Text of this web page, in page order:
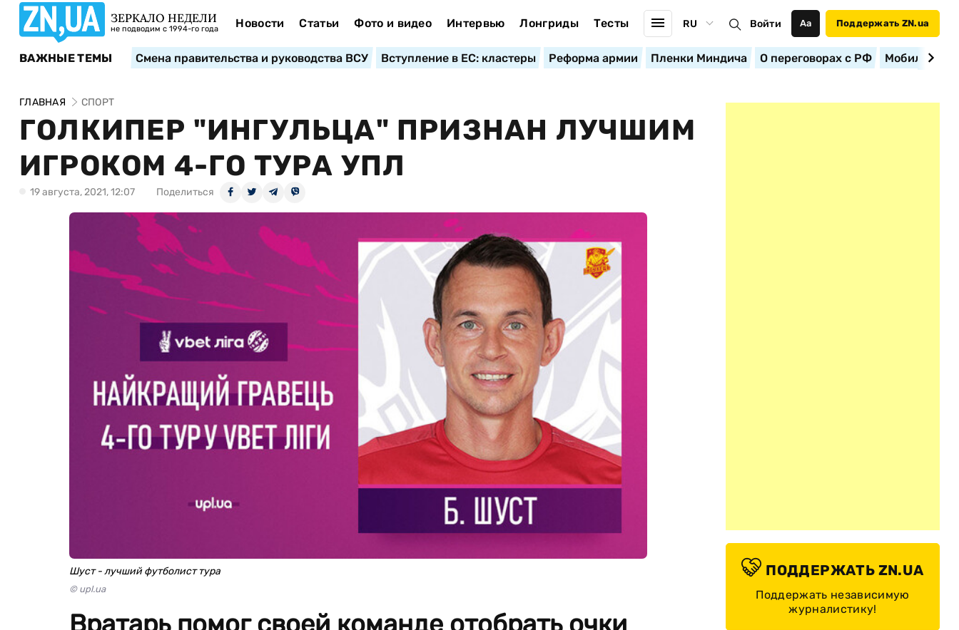
ЗЕРКАЛО НЕДЕЛИ
не подводим с 1994-го года Новости Статьи Фото и видео Интервью Лонгриды Тесты RU Войти Аа Поддержать ZN.ua
ВАЖНЫЕ ТЕМЫ Смена правительства и руководства ВСУ Вступление в ЕС: кластеры Реформа армии Пленки Миндича О переговорах с РФ
ГЛАВНАЯ СПОРТ
ГОЛКИПЕР "ИНГУЛЬЦА" ПРИЗНАН ЛУЧШИМ
ИГРОКОМ 4-ГО ТУРА УПЛ
19 августа, 2021, 12:07 Поделиться
Шуст - лучший футболист тура
© upl.ua
ПОДДЕРЖАТЬ ZN.UA
Поддержать независимую
журналистику!